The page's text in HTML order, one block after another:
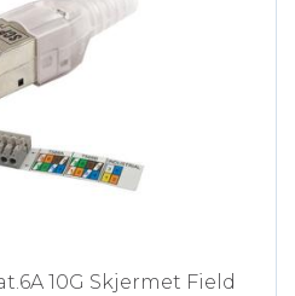
10G Skjermet Field